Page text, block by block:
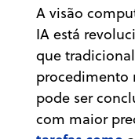
A visão
IA está
que
procedimento
pode ser
com maior